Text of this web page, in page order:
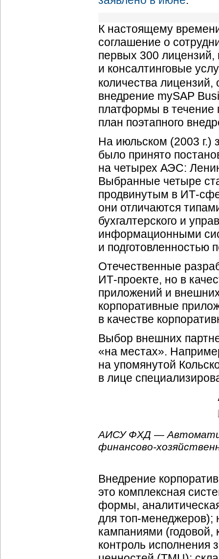
К настоящему
соглашение о
первых 300
и консалтинговые
количества
внедрение mySAP
платформы в течение
план поэтапного
На июльском (2003 г.)
было принято
на четырех АЭС:
Выбранные четыре
продвинутым в ИТ-
они отличаются
бухгалтерского и
информационными
и подготовленностью
Отечественные
ИТ-проекте, но в
приложений и
корпоративные
в качестве
Выбор внешних
«на местах».
на упомянутой
в лице
АИСУ ФХД —
финансово-
Внедрение
это комплексная
формы,
для топ-менеджеров);
кампаниями (годовой,
контроль исполнения